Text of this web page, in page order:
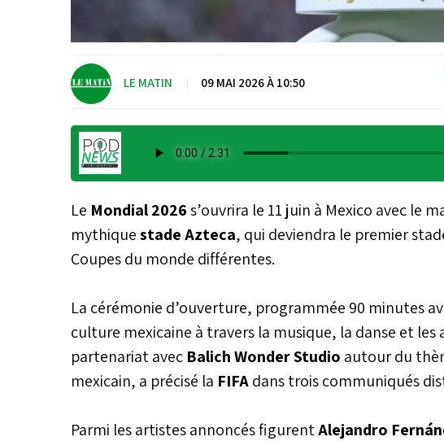
LE MATIN 09 MAI 2026 À 10:50
Le Mondial 2026s’ouvrira le 11 juin à Mexico avec le
mythiquestade Azteca, qui deviendra le premier
Coupes du monde différentes.
La cérémonie d’ouverture, programmée 90 minutes
culture mexicaine à travers la musique, la danse et les
partenariat avec Balich Wonder Studio autour du
mexicain, a précisé la FIFAdans trois communiqués
Parmi les artistes annoncés figurentAlejandro